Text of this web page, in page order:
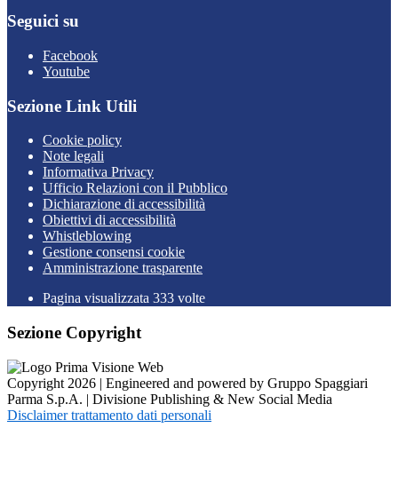
Seguici su
Facebook
Youtube
Sezione Link Utili
Cookie policy
Note legali
Informativa Privacy
Ufficio Relazioni con il Pubblico
Dichiarazione di accessibilità
Obiettivi di accessibilità
Whistleblowing
Gestione consensi cookie
Amministrazione trasparente
Pagina visualizzata 333 volte
Sezione Copyright
Copyright 2026 | Engineered and powered by Gruppo Spaggiari
Parma S.p.A. | Divisione Publishing & New Social Media
Disclaimer trattamento dati personali